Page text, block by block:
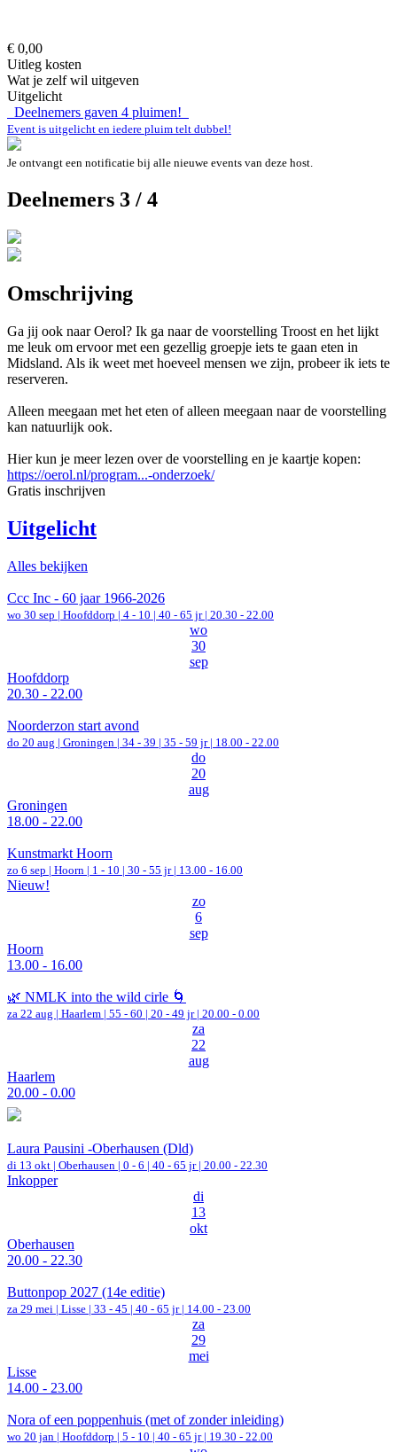
€ 0,00
Uitleg kosten
Wat je zelf wil uitgeven
Uitgelicht
Deelnemers gaven 4 pluimen!
Event is uitgelicht en iedere pluim telt dubbel!
Je ontvangt een notificatie bij alle nieuwe events van deze host.
Deelnemers 3 / 4
Omschrijving
Ga jij ook naar Oerol? Ik ga naar de voorstelling Troost en het lijkt
me leuk om ervoor met een gezellig groepje iets te gaan eten in
Midsland. Als ik weet met hoeveel mensen we zijn, probeer ik iets te
reserveren.
Alleen meegaan met het eten of alleen meegaan naar de voorstelling
kan natuurlijk ook.
Hier kun je meer lezen over de voorstelling en je kaartje kopen:
https://oerol.nl/program...-onderzoek/
Gratis inschrijven
Uitgelicht
Alles bekijken
Ccc Inc - 60 jaar 1966-2026
wo 30 sep | Hoofddorp | 4 - 10 | 40 - 65 jr | 20.30 - 22.00
wo
30
sep
Hoofddorp
20.30 - 22.00
Noorderzon start avond
do 20 aug | Groningen | 34 - 39 | 35 - 59 jr | 18.00 - 22.00
do
20
aug
Groningen
18.00 - 22.00
Kunstmarkt Hoorn
zo 6 sep | Hoorn | 1 - 10 | 30 - 55 jr | 13.00 - 16.00
Nieuw!
zo
6
sep
Hoorn
13.00 - 16.00
🌿 NMLK into the wild cirle 🌀
za 22 aug | Haarlem | 55 - 60 | 20 - 49 jr | 20.00 - 0.00
za
22
aug
Haarlem
20.00 - 0.00
Laura Pausini -Oberhausen (Dld)
di 13 okt | Oberhausen | 0 - 6 | 40 - 65 jr | 20.00 - 22.30
Inkopper
di
13
okt
Oberhausen
20.00 - 22.30
Buttonpop 2027 (14e editie)
za 29 mei | Lisse | 33 - 45 | 40 - 65 jr | 14.00 - 23.00
za
29
mei
Lisse
14.00 - 23.00
Nora of een poppenhuis (met of zonder inleiding)
wo 20 jan | Hoofddorp | 5 - 10 | 40 - 65 jr | 19.30 - 22.00